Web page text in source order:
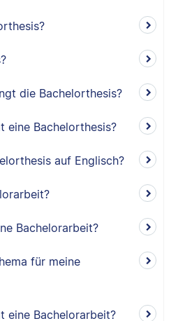
die Bachelorthesis?
eine Bachelorthesis?
auf Englisch?
Bachelorarbeit?
für meine
eine Bachelorarbeit?